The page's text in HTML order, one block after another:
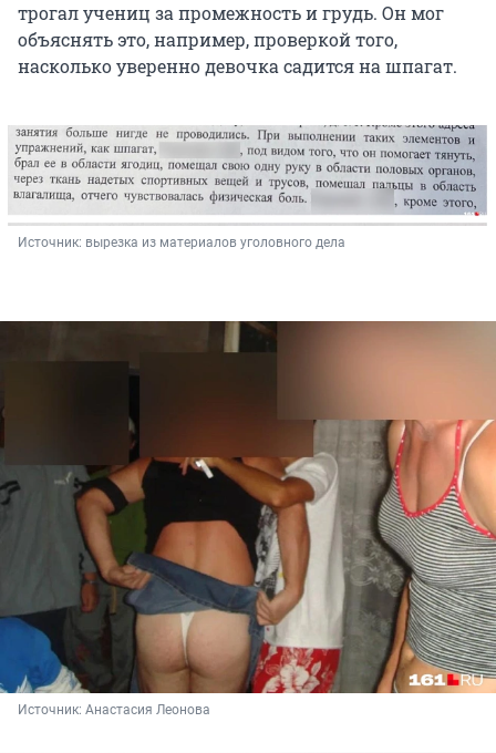
трогал учениц за промежность и грудь. Он мог
объяснять это, например, проверкой того,
насколько уверенно девочка садится на шпагат.
Источник: вырезка из материалов уголовного дела
Источник: Анастасия Леонова